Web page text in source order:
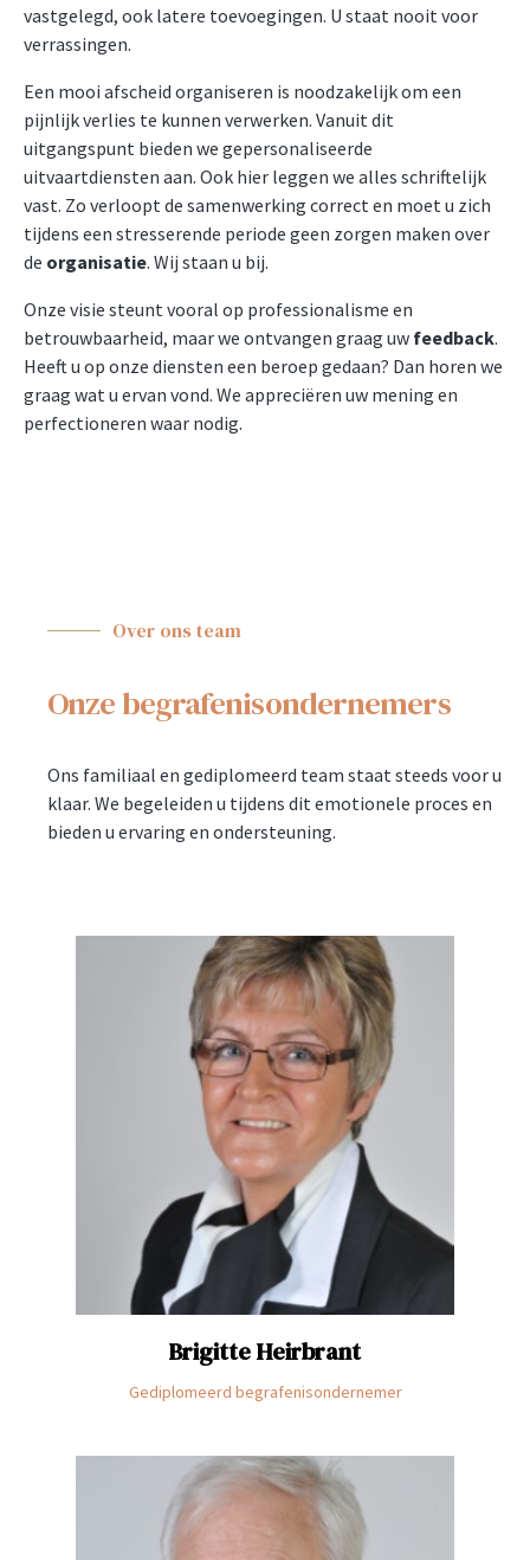
vastgelegd, ook latere toevoegingen. U staat nooit voor
verrassingen.
Een mooi afscheid organiseren is noodzakelijk om een
pijnlijk verlies te kunnen verwerken. Vanuit dit
uitgangspunt bieden we gepersonaliseerde
uitvaartdiensten aan. Ook hier leggen we alles schriftelijk
vast. Zo verloopt de samenwerking correct en moet u zich
tijdens een stresserende periode geen zorgen maken over
de organisatie. Wij staan u bij.
Onze visie steunt vooral op professionalisme en
betrouwbaarheid, maar we ontvangen graag uw feedback.
Heeft u op onze diensten een beroep gedaan? Dan horen we
graag wat u ervan vond. We appreciëren uw mening en
perfectioneren waar nodig.
Over ons team
Onze begrafenisondernemers
Ons familiaal en gediplomeerd team staat steeds voor u
klaar. We begeleiden u tijdens dit emotionele proces en
bieden u ervaring en ondersteuning.
BrigitteHeirbrant
Gediplomeerd begrafenisondernemer